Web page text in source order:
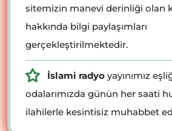
sitemizin manevi derinliği olan
hakkında bilgi paylaşımları
gerçekleştirilmektedir.
İslami radyo yayınımız
odalarımızda günün her saati
ilahilerle kesintisiz muhabbet